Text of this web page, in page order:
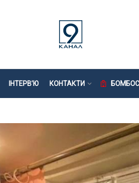
ІНТЕРВ’Ю КОНТАКТИ